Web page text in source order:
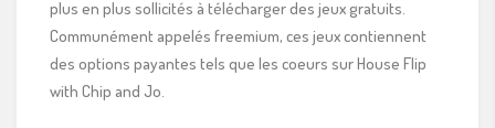
plus en plus sollicités à télécharger des jeux gratuits.
Communément appelés freemium, ces jeux contiennent
des options payantes tels que les coeurs sur House Flip
with Chip and Jo.